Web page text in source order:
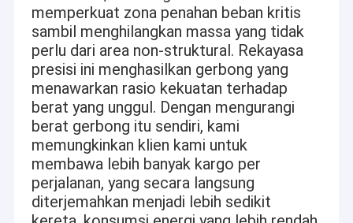
memperkuat zona penahan beban kritis
sambil menghilangkan massa yang tidak
perlu dari area non-struktural. Rekayasa
presisi ini menghasilkan gerbong yang
menawarkan rasio kekuatan terhadap
berat yang unggul. Dengan mengurangi
berat gerbong itu sendiri, kami
memungkinkan klien kami untuk
membawa lebih banyak kargo per
perjalanan, yang secara langsung
diterjemahkan menjadi lebih sedikit